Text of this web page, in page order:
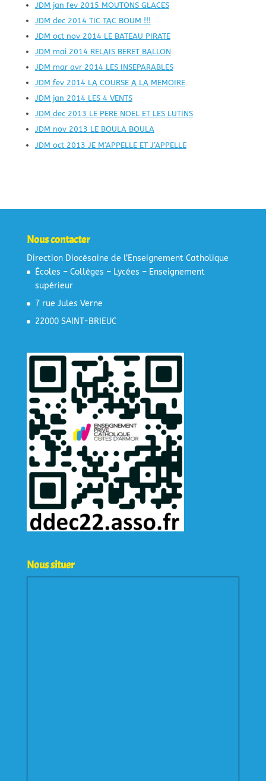
JDM jan fev 2015 MOUTONS GLACES
JDM dec 2014 TIC TAC BOUM !!!
JDM oct nov 2014 LE BATEAU PIRATE
JDM mai 2014 RELAIS BERET BALLON
JDM mar avr 2014 LES INSEPARABLES
JDM fev 2014 LA COURSE A LA MEMOIRE
JDM jan 2014 LES 4 VENTS
JDM dec 2013 LE PERE NOEL ET LES LUTINS
JDM nov 2013 LE BOULA BOULA
JDM oct 2013 JE M’APPELLE ET J’APPELLE
Nous contacter
Direction Diocésaine de l’Enseignement Catholique
Écoles – Collèges – Lycées – Enseignement
supérieur
7 rue Jules Verne
22000 SAINT-BRIEUC
Nous situer